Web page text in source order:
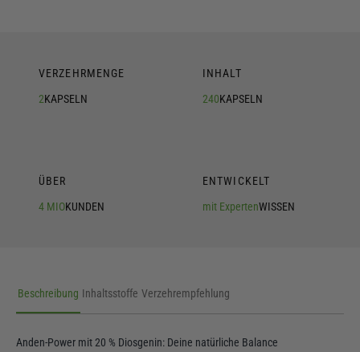
VERZEHRMENGE
2KAPSELN
INHALT
240KAPSELN
ÜBER
4 MIOKUNDEN
ENTWICKELT
mit ExpertenWISSEN
Beschreibung Inhaltsstoffe Verzehrempfehlung
Anden-Power mit 20 % Diosgenin: Deine natürliche Balance